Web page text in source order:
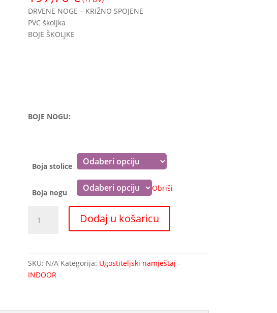
DRVENE NOGE – KRIŽNO SPOJENE
PVC školjka
BOJE ŠKOLJKE
BOJE NOGU:
Boja stolice
Boja nogu Obriši
stolica
Dodaj u košaricu
SKU: N/A Kategorija: Ugostiteljski namještaj -
INDOOR